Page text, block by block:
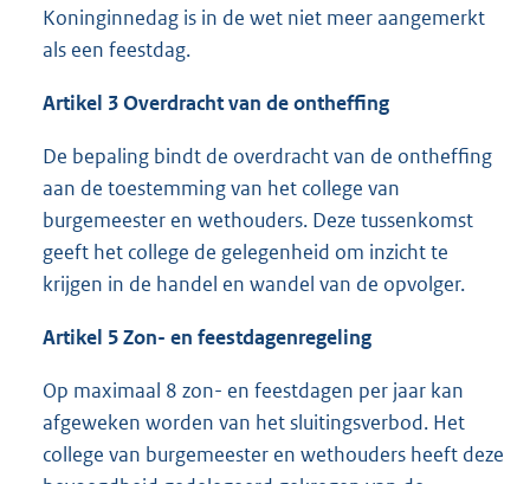
Koninginnedag is in de wet niet meer aangemerkt
als een feestdag.
Artikel 3 Overdracht van de ontheffing
De bepaling bindt de overdracht van de ontheffing
aan de toestemming van het college van
burgemeester en wethouders. Deze tussenkomst
geeft het college de gelegenheid om inzicht te
krijgen in de handel en wandel van de opvolger.
Artikel 5 Zon- en feestdagenregeling
Op maximaal 8 zon- en feestdagen per jaar kan
afgeweken worden van het sluitingsverbod. Het
college van burgemeester en wethouders heeft deze